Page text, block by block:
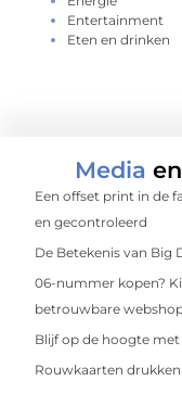
Entertainment
Eten en drinken
Media
Een offset print in de
en gecontroleerd
De Betekenis van Big
06-nummer kopen?
betrouwbare
Blijf op de hoogte
Rouwkaarten